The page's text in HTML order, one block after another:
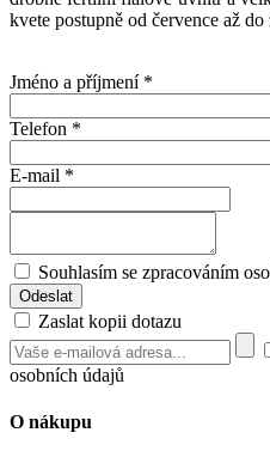
kvete postupně od července až do
Jméno a příjmení *
Telefon *
E-mail *
Souhlasím se zpracováním
Zaslat kopii dotazu
osobních údajů
O nákupu